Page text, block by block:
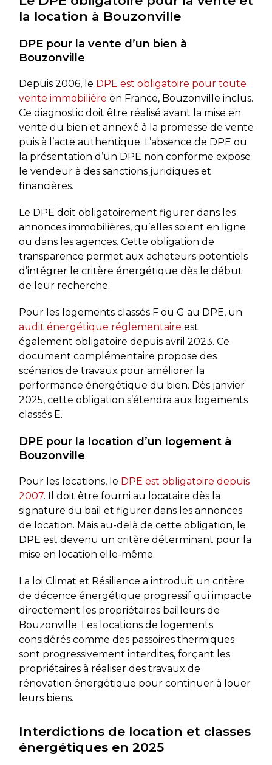
la location à Bouzonville
DPE pour la vente d’un bien à
Bouzonville
Depuis 2006, le DPE est obligatoire pour toute
vente immobilière en France, Bouzonville inclus.
Ce diagnostic doit être réalisé avant la mise en
vente du bien et annexé à la promesse de vente
puis à l’acte authentique. L’absence de DPE ou
la présentation d’un DPE non conforme expose
le vendeur à des sanctions juridiques et
financières.
Le DPE doit obligatoirement figurer dans les
annonces immobilières, qu’elles soient en ligne
ou dans les agences. Cette obligation de
transparence permet aux acheteurs potentiels
d’intégrer le critère énergétique dès le début
de leur recherche.
Pour les logements classés F ou G au DPE, un
audit énergétique réglementaire est
également obligatoire depuis avril 2023. Ce
document complémentaire propose des
scénarios de travaux pour améliorer la
performance énergétique du bien. Dès janvier
2025, cette obligation s’étendra aux logements
classés E.
DPE pour la location d’un logement à
Bouzonville
Pour les locations, le DPE est obligatoire depuis
2007. Il doit être fourni au locataire dès la
signature du bail et figurer dans les annonces
de location. Mais au-delà de cette obligation, le
DPE est devenu un critère déterminant pour la
mise en location elle-même.
La loi Climat et Résilience a introduit un critère
de décence énergétique progressif qui impacte
directement les propriétaires bailleurs de
Bouzonville. Les locations de logements
considérés comme des passoires thermiques
sont progressivement interdites, forçant les
propriétaires à réaliser des travaux de
rénovation énergétique pour continuer à louer
leurs biens.
Interdictions de location et classes
énergétiques en 2025